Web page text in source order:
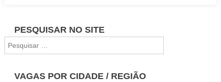
PESQUISAR NO SITE
por:
VAGAS POR CIDADE / REGIÃO